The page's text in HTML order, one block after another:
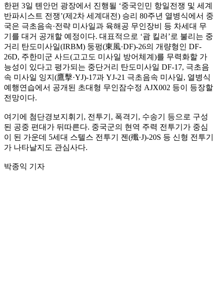
한편 3일 톈안먼 광장에서 진행될 ‘중국인민 항일전쟁 및 세계
반파시스트 전쟁’(제2차 세계대전) 승리 80주년 열병식에서 중
국은 극초음속·전략 미사일과 육해공 무인장비 등 차세대 무
기를 대거 공개할 예정이다. 대표적으로 ‘괌 킬러’로 불리는 중
거리 탄도미사일(IRBM) 둥펑(東風·DF)-26의 개량형인 DF-
26D, 주한미군 사드(고고도 미사일 방어체계)를 무력화할 가
능성이 있다고 평가되는 중단거리 탄도미사일 DF-17, 극초음
속 미사일 잉지(鷹擊·YJ)-17과 YJ-21 극초음속 미사일, 열병식
예행연습에서 공개된 초대형 무인잠수정 AJX002 등이 등장할
전망이다.
여기에 첨단경보지휘기, 전투기, 폭격기, 수송기 등으로 구성
된 공중 편대가 뒤따른다. 중국군의 현역 주력 전투기가 중심
이 된 가운데 5세대 스텔스 전투기 젠(殲·J)-20S 등 신형 전투기
가 나타날지도 관심사다.
박종익 기자